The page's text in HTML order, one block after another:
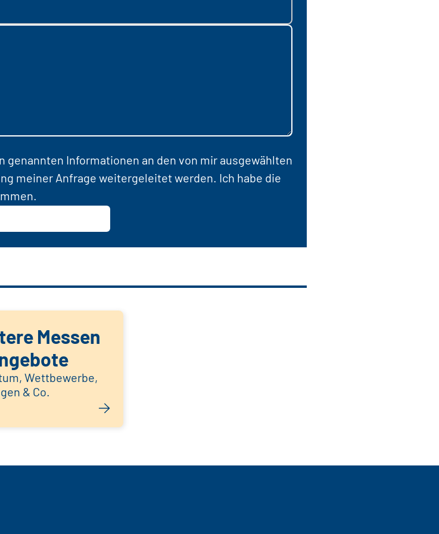
genannten Informationen an den von mir ausgewählten
meiner Anfrage weitergeleitet werden. Ich habe die
Messen
Wettbewerbe,
& Co.